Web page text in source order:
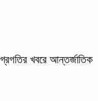
খবরে আন্তর্জাতিক